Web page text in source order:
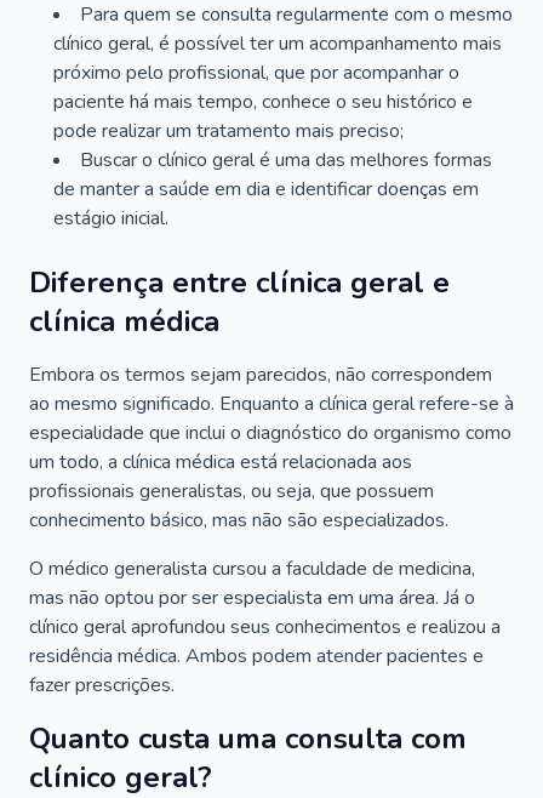
Para quem se consulta regularmente com o mesmo
clínico geral, é possível ter um acompanhamento mais
próximo pelo profissional, que por acompanhar o
paciente há mais tempo, conhece o seu histórico e
pode realizar um tratamento mais preciso;
Buscar o clínico geral é uma das melhores formas
de manter a saúde em dia e identificar doenças em
estágio inicial.
Diferença entre clínica geral e
clínica médica
Embora os termos sejam parecidos, não correspondem
ao mesmo significado. Enquanto a clínica geral refere-se à
especialidade que inclui o diagnóstico do organismo como
um todo, a clínica médica está relacionada aos
profissionais generalistas, ou seja, que possuem
conhecimento básico, mas não são especializados.
O médico generalista cursou a faculdade de medicina,
mas não optou por ser especialista em uma área. Já o
clínico geral aprofundou seus conhecimentos e realizou a
residência médica. Ambos podem atender pacientes e
fazer prescrições.
Quanto custa uma consulta com
clínico geral?